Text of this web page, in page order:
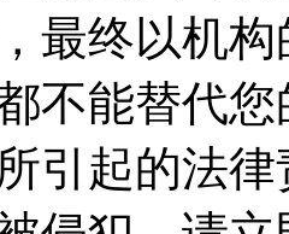
最终以机
不能替代
引起的法